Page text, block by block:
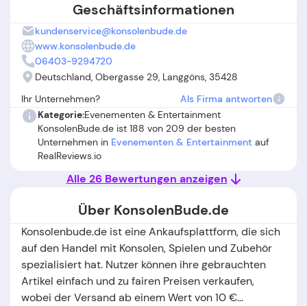
Geschäftsinformationen
kundenservice@konsolenbude.de
www.konsolenbude.de
06403-9294720
Deutschland, Obergasse 29, Langgöns, 35428
Ihr Unternehmen?
Als Firma antworten
Kategorie:Evenementen & Entertainment
KonsolenBude.de ist 188 von 209 der besten
Unternehmen in Evenementen & Entertainment auf
RealReviews.io
Alle 26 Bewertungen anzeigen
Über KonsolenBude.de
Konsolenbude.de ist eine Ankaufsplattform, die sich
auf den Handel mit Konsolen, Spielen und Zubehör
spezialisiert hat. Nutzer können ihre gebrauchten
Artikel einfach und zu fairen Preisen verkaufen,
wobei der Versand ab einem Wert von 10 €